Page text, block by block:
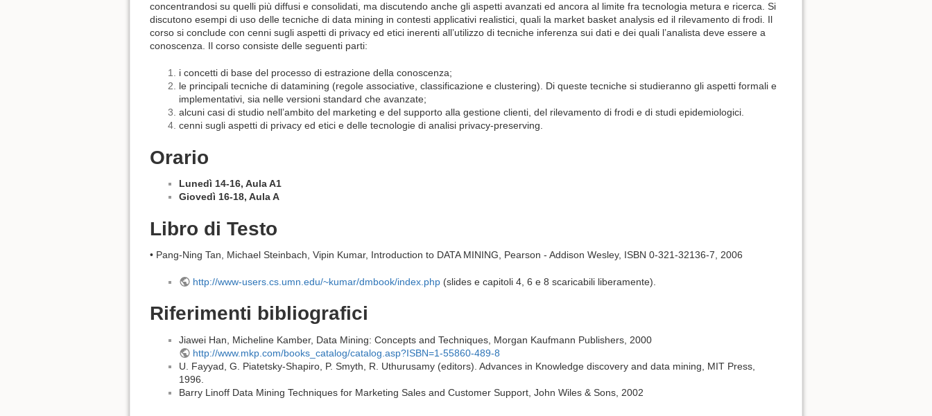
concentrandosi su quelli più diffusi e consolidati, ma discutendo anche gli aspetti avanzati ed ancora al limite fra tecnologia metura e ricerca. Si
discutono esempi di uso delle tecniche di data mining in contesti applicativi realistici, quali la market basket analysis ed il rilevamento di frodi. Il
corso si conclude con cenni sugli aspetti di privacy ed etici inerenti all’utilizzo di tecniche inferenza sui dati e dei quali l’analista deve essere a
conoscenza. Il corso consiste delle seguenti parti:
i concetti di base del processo di estrazione della conoscenza;
le principali tecniche di datamining (regole associative, classificazione e clustering). Di queste tecniche si studieranno gli aspetti formali e
implementativi, sia nelle versioni standard che avanzate;
alcuni casi di studio nell’ambito del marketing e del supporto alla gestione clienti, del rilevamento di frodi e di studi epidemiologici.
cenni sugli aspetti di privacy ed etici e delle tecnologie di analisi privacy-preserving.
Orario
Lunedì 14-16, Aula A1
Giovedì 16-18, Aula A
Libro di Testo
• Pang-Ning Tan, Michael Steinbach, Vipin Kumar, Introduction to DATA MINING, Pearson - Addison Wesley, ISBN 0-321-32136-7, 2006
http://www-users.cs.umn.edu/~kumar/dmbook/index.php(slides e capitoli 4, 6 e 8 scaricabili liberamente).
Riferimenti bibliografici
Jiawei Han, Micheline Kamber, Data Mining: Concepts and Techniques, Morgan Kaufmann Publishers, 2000
http://www.mkp.com/books_catalog/catalog.asp?ISBN=1-55860-489-8
U. Fayyad, G. Piatetsky-Shapiro, P. Smyth, R. Uthurusamy (editors). Advances in Knowledge discovery and data mining, MIT Press,
1996.
Barry Linoff Data Mining Techniques for Marketing Sales and Customer Support, John Wiles & Sons, 2002